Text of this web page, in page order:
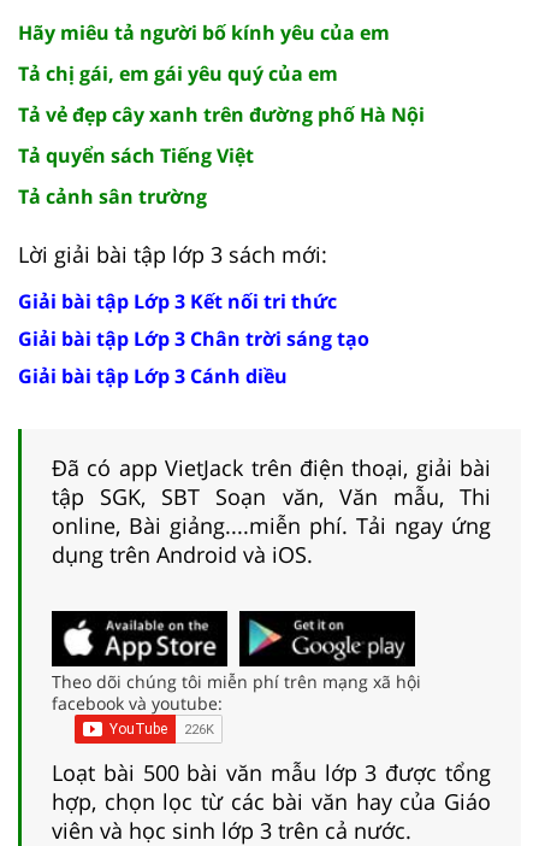
Hãy miêu tả người bố kính yêu của em
Tả chị gái, em gái yêu quý của em
Tả vẻ đẹp cây xanh trên đường phố Hà Nội
Tả quyển sách Tiếng Việt
Tả cảnh sân trường
Lời giải bài tập lớp 3 sách mới:
Giải bài tập Lớp 3 Kết nối tri thức
Giải bài tập Lớp 3 Chân trời sáng tạo
Giải bài tập Lớp 3 Cánh diều
Đã có app VietJack trên điện thoại, giải bài
tập SGK, SBT Soạn văn, Văn mẫu, Thi
online, Bài giảng....miễn phí. Tải ngay ứng
dụng trên Android và iOS.
Theo dõi chúng tôi miễn phí trên mạng xã hội
facebook và youtube:
Loạt bài 500 bài văn mẫu lớp 3 được tổng
hợp, chọn lọc từ các bài văn hay của Giáo
viên và học sinh lớp 3 trên cả nước.